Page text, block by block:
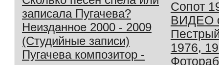
записала Пугачева?
Неизданное 2000 - 2009
(Студийные записи)
Пугачева композитор -
Сопот
ВИДЕО
1976,